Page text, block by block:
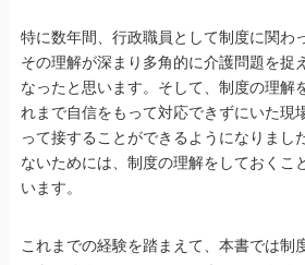
特に数年間、行政職員として制度に関わ
その理解が深まり多角的に介護問題を捉
なったと思います。そして、制度の理解
れまで自信をもって対応できずにいた現
って接することができるようになりまし
ないためには、制度の理解をしておくこ
います。
これまでの経験を踏まえて、本書では制